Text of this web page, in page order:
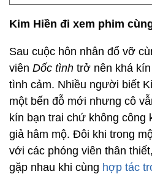
Kim Hiền đi xem phim
Sau cuộc hôn nhân đổ vỡ
viên Dốc tình trở nên khá
tình cảm. Nhiều người biết
một bến đỗ mới nhưng cô
kín bạn trai chứ không công
giả hâm mộ. Đôi khi trong
với các phóng viên thân
gặp nhau khi cùng hợp tác